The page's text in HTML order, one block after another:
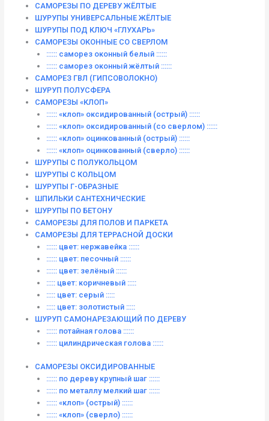
САМОРЕЗЫ ПО ДЕРЕВУ ЖЁЛТЫЕ
ШУРУПЫ УНИВЕРСАЛЬНЫЕ ЖЁЛТЫЕ
ШУРУПЫ ПОД КЛЮЧ «ГЛУХАРЬ»
САМОРЕЗЫ ОКОННЫЕ СО СВЕРЛОМ
:::::: саморез оконный белый ::::::
:::::: саморез оконный жёлтый ::::::
САМОРЕЗ ГВЛ (ГИПСОВОЛОКНО)
ШУРУП ПОЛУСФЕРА
САМОРЕЗЫ «КЛОП»
:::::: «клоп» оксидированный (острый) ::::::
:::::: «клоп» оксидированный (со сверлом) ::::::
:::::: «клоп» оцинкованный (острый) ::::::
:::::: «клоп» оцинкованный (сверло) ::::::
ШУРУПЫ С ПОЛУКОЛЬЦОМ
ШУРУПЫ С КОЛЬЦОМ
ШУРУПЫ Г-ОБРАЗНЫЕ
ШПИЛЬКИ САНТЕХНИЧЕСКИЕ
ШУРУПЫ ПО БЕТОНУ
САМОРЕЗЫ ДЛЯ ПОЛОВ И ПАРКЕТА
САМОРЕЗЫ ДЛЯ ТЕРРАСНОЙ ДОСКИ
:::::: цвет: нержавейка ::::::
:::::: цвет: песочный ::::::
:::::: цвет: зелёный ::::::
::::: цвет: коричневый :::::
::::: цвет: серый :::::
::::: цвет: золотистый :::::
ШУРУП САМОНАРЕЗАЮЩИЙ ПО ДЕРЕВУ
:::::: потайная голова ::::::
:::::: цилиндрическая голова ::::::
САМОРЕЗЫ ОКСИДИРОВАННЫЕ
:::::: по дереву крупный шаг ::::::
:::::: по металлу мелкий шаг ::::::
:::::: «клоп» (острый) ::::::
:::::: «клоп» (сверло) ::::::